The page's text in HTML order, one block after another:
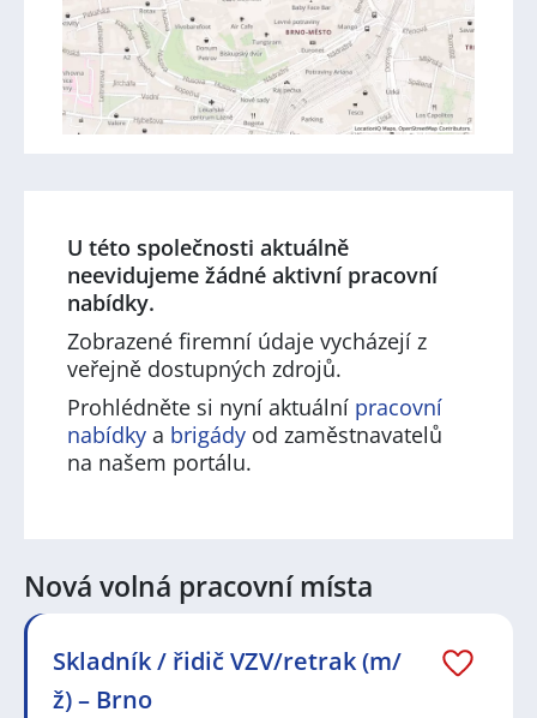
U této společnosti aktuálně
neevidujeme žádné aktivní pracovní
nabídky.
Zobrazené firemní údaje vycházejí z
veřejně dostupných zdrojů.
Prohlédněte si nyní aktuální pracovní
nabídky a brigády od zaměstnavatelů
na našem portálu.
Nová volná pracovní místa
Skladník / řidič VZV/retrak (m/
ž) – Brno